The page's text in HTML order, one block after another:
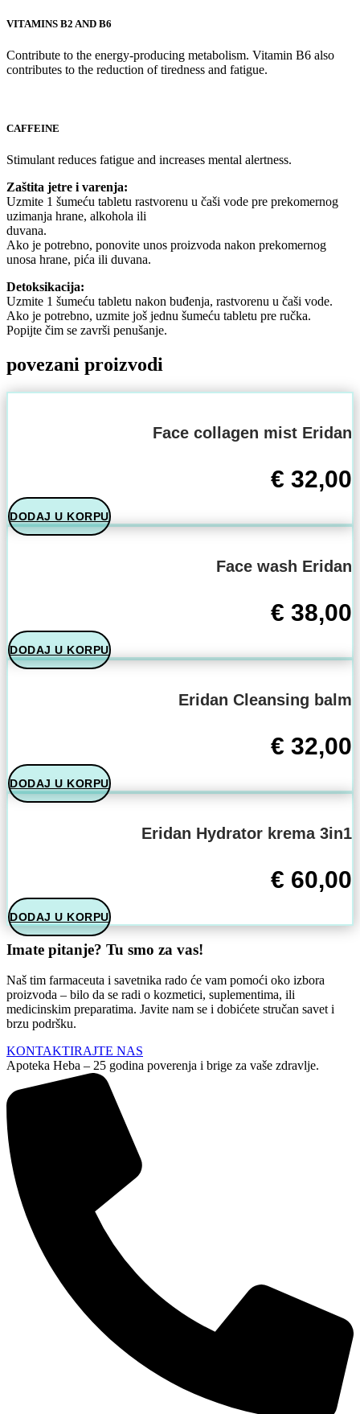
VITAMINS B2 AND B6
Contribute to the energy-producing metabolism. Vitamin B6 also
contributes to the reduction of tiredness and fatigue.
CAFFEINE
Stimulant reduces fatigue and increases mental alertness.
Zaštita jetre i varenja:
Uzmite 1 šumeću tabletu rastvorenu u čaši vode pre prekomernog
uzimanja hrane, alkohola ili
duvana.
Ako je potrebno, ponovite unos proizvoda nakon prekomernog
unosa hrane, pića ili duvana.
Detoksikacija:
Uzmite 1 šumeću tabletu nakon buđenja, rastvorenu u čaši vode.
Ako je potrebno, uzmite još jednu šumeću tabletu pre ručka.
Popijte čim se završi penušanje.
povezani proizvodi
Face collagen mist Eridan
€ 32,00
DODAJ U KORPU
Face wash Eridan
€ 38,00
DODAJ U KORPU
Eridan Cleansing balm
€ 32,00
DODAJ U KORPU
Eridan Hydrator krema 3in1
€ 60,00
DODAJ U KORPU
Imate pitanje? Tu smo za vas!
Naš tim farmaceuta i savetnika rado će vam pomoći oko izbora
proizvoda – bilo da se radi o kozmetici, suplementima, ili
medicinskim preparatima. Javite nam se i dobićete stručan savet i
brzu podršku.
KONTAKTIRAJTE NAS
Apoteka Heba – 25 godina poverenja i brige za vaše zdravlje.